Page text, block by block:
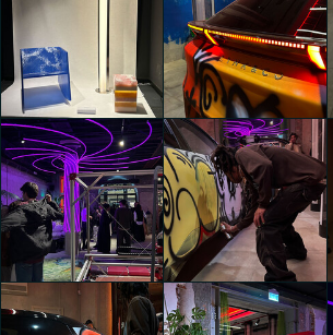
Galerie Zippenfenig
presenta Vienna Vibes
Isabella Erika
Schmalzbauer
Galerie Zippenfenig
presenta Vienna Vibes
Isabella Erika
Schmalzbauer
Galerie Zippenfenig
presenta Vienna Vibes
Isabella Erika
Schmalzbauer
Lynk & Co presenta
"LYNES MILAN"
Isabella Erika
Schmalzbauer